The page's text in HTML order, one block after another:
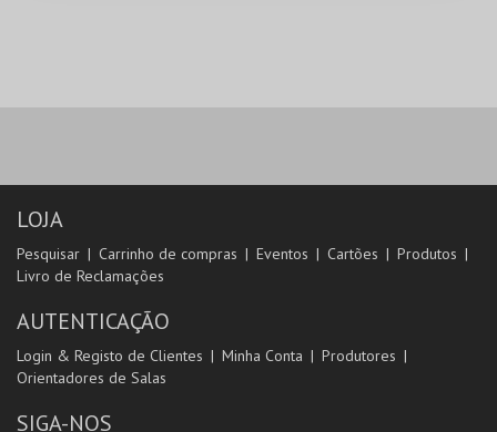
LOJA
Pesquisar Carrinho de compras Eventos Cartões
Produtos
Livro de Reclamações
AUTENTICAÇÃO
Login & Registo de Clientes Minha Conta
Produtores
Orientadores de Salas
SIGA-NOS